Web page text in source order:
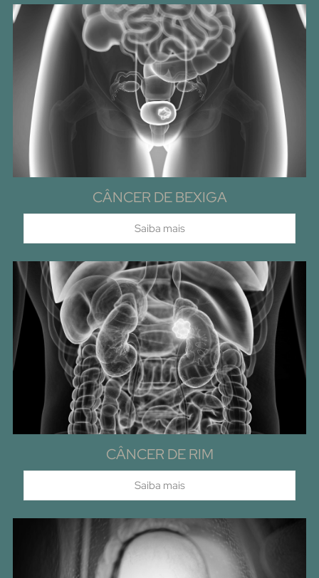
CÂNCER DE BEXIGA
Saiba mais
CÂNCER DE RIM
Saiba mais